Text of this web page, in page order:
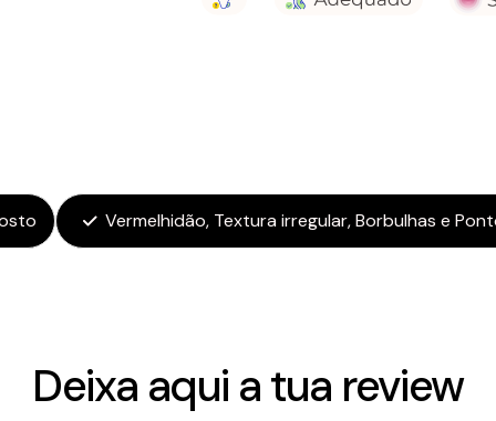
Vermelhidão, Textura irregular, Borbulhas e
Deixa aqui a tua review